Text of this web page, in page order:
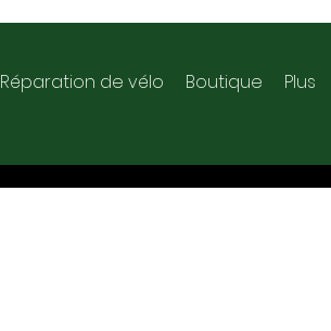
Réparation de vélo Boutique Plus